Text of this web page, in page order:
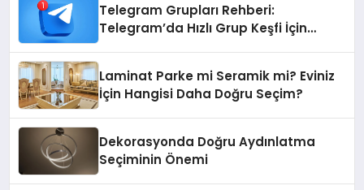
Telegram Grupları Rehberi:
Telegram’da Hızlı Grup Keşfi İçin
Laminat Parke mi Seramik mi? Eviniz
İçin Hangisi Daha Doğru Seçim?
Dekorasyonda Doğru Aydınlatma
Seçiminin Önemi